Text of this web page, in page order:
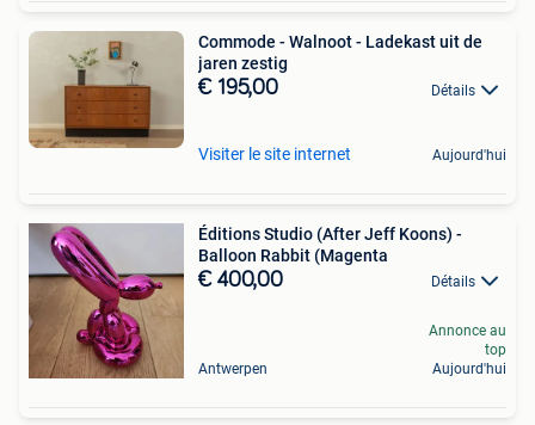
Commode - Walnoot - Ladekast uit de
jaren zestig
€ 195,00 Détails
Visiter le site internet Aujourd'hui
Éditions Studio (After Jeff Koons) -
Balloon Rabbit (Magenta
€ 400,00 Détails
Antwerpen
Annonce au
top
Aujourd'hui